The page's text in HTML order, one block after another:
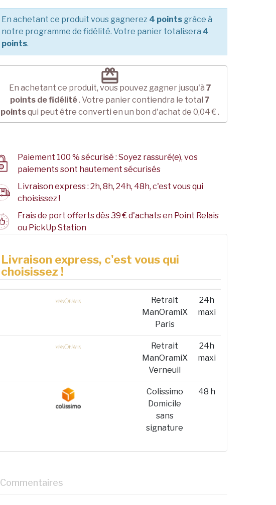
En achetant ce produit vous gagnerez 4 pointsgrâce à
notre programme de fidélité. Votre panier totalisera 4
points.
redeem
En achetant ce produit, vous pouvez gagner jusqu'à 7
points de fidélité. Votre panier contiendra le total7
pointsqui peut être converti en un bon d'achat de0,04 € .
Paiement 100 % sécurisé : Soyez rassuré(e), vos
paiements sont hautement sécurisés
Livraison express : 2h, 8h, 24h, 48h, c'est vous qui
choisissez !
Frais de port offerts dès 39 € d'achats en Point Relais
ou PickUp Station
Livraison express, c'est vous qui
choisissez !
Retrait
ManOramiX
Paris
24h
maxi
Retrait
ManOramiX
Verneuil
24h
maxi
Colissimo
Domicile
sans
signature
48 h
Commentaires